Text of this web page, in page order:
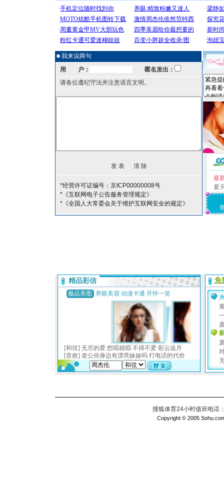
■ 我来说两句
用 户：
匿名发出：
请各位遵纪守法并注意语言文明。
*经营许可证编号：京ICP00000008号
*《互联网电子公告服务管理规定》
*《全国人大常委会关于维护互联网安全的规定》
最
夏
搜狐体育24小时值班电话
Copyright © 2005